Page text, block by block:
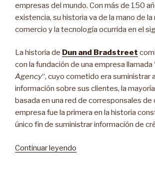
empresas del mundo. Con más de 150
existencia, su historia va de la mano de la
comercio y la tecnología ocurrida en el
La historia de Dun and Bradstreet
con la fundación de una empresa llamada
Agency“, cuyo cometido era suministrar
información sobre sus clientes, la
basada en una red de corresponsales de
empresa fue la primera en la historia
único fin de suministrar información de
Continuar leyendo